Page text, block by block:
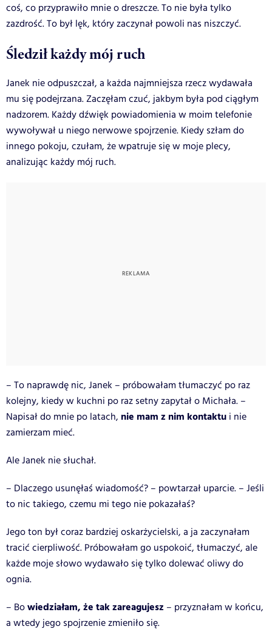
coś, co przyprawiło mnie o dreszcze. To nie była tylko
zazdrość. To był lęk, który zaczynał powoli nas niszczyć.
Śledził każdy mój ruch
Janek nie odpuszczał, a każda najmniejsza rzecz wydawała
mu się podejrzana. Zaczęłam czuć, jakbym była pod ciągłym
nadzorem. Każdy dźwięk powiadomienia w moim telefonie
wywoływał u niego nerwowe spojrzenie. Kiedy szłam do
innego pokoju, czułam, że wpatruje się w moje plecy,
analizując każdy mój ruch.
– To naprawdę nic, Janek – próbowałam tłumaczyć po raz
kolejny, kiedy w kuchni po raz setny zapytał o Michała. –
Napisał do mnie po latach, nie mam z nim kontaktu i nie
zamierzam mieć.
Ale Janek nie słuchał.
– Dlaczego usunęłaś wiadomość? – powtarzał uparcie. – Jeśli
to nic takiego, czemu mi tego nie pokazałaś?
Jego ton był coraz bardziej oskarżycielski, a ja zaczynałam
tracić cierpliwość. Próbowałam go uspokoić, tłumaczyć, ale
każde moje słowo wydawało się tylko dolewać oliwy do
ognia.
– Bowiedziałam, że tak zareagujesz – przyznałam w końcu,
a wtedy jego spojrzenie zmieniło się.